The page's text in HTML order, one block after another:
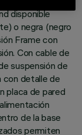
disponible
o negra (negro
Frame con
Con cable de
suspensión de
con detalle de
placa de pared
de la base
permiten